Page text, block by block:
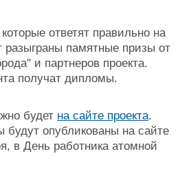
Отзывы
Все службы
ответят правильно на
разыграны памятные призы от
и партнеров проекта.
получат дипломы.
будет на сайте проекта.
будут опубликованы на сайте
в День работника атомной